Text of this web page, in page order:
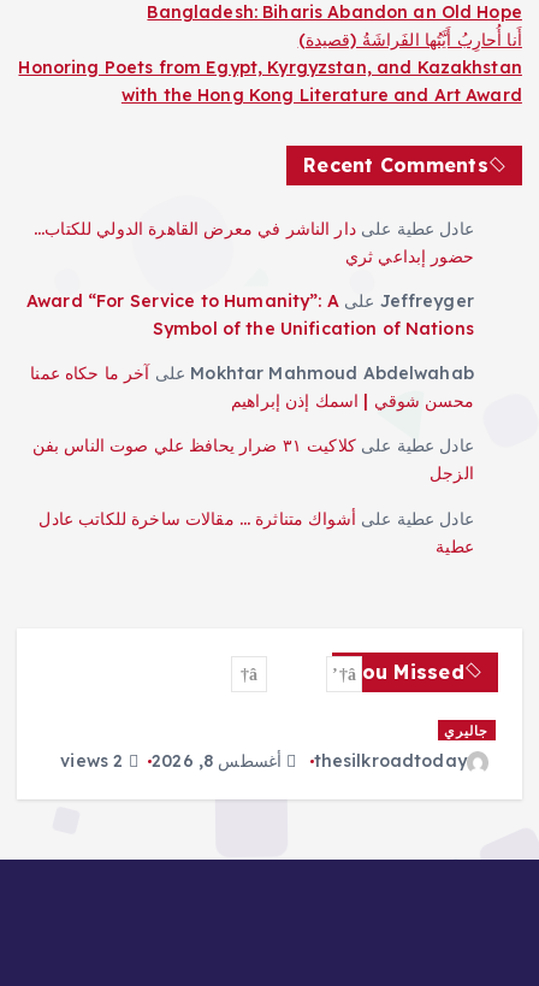
Bangladesh: Biharis Abandon an Old Hope
أَنا أُحارِبُ أَيَّتُها الفَراشَةُ (قصيدة)
Honoring Poets from Egypt, Kyrgyzstan, and Kazakhstan
with the Hong Kong Literature and Art Award
Recent Comments
عادل عطية علىدار الناشر في معرض القاهرة الدولي للكتاب…
حضور إبداعي ثري
Jeffreyger علىAward “For Service to Humanity”: A
Symbol of the Unification of Nations
Mokhtar Mahmoud Abdelwahab على آخر ما حكاه عمنا
محسن شوقي | اسمك إذن إبراهيم
عادل عطية على
كلاكيت ٣١ ضرار يحافظ علي صوت الناس بفن
الزجل
عادل عطية على أشواك متناثرة … مقالات ساخرة للكاتب عادل
عطية
You Missed
2
From the Dream of Pakistan to
أغسطس 8, 2026
8 views